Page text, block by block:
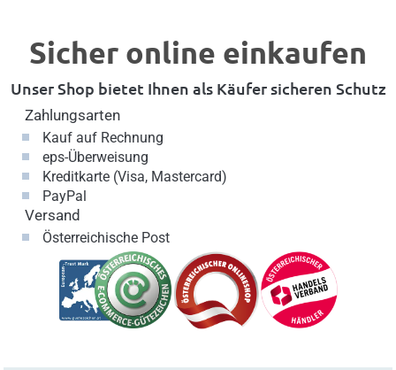
Sicher online einkaufen
Unser Shop bietet Ihnen als Käufer sicheren Schutz
Zahlungsarten
Kauf auf Rechnung
eps-Überweisung
Kreditkarte (Visa, Mastercard)
PayPal
Versand
Österreichische Post